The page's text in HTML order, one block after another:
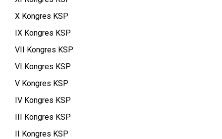
X Kongres KSP
IX Kongres KSP
VII Kongres KSP
VI Kongres KSP
V Kongres KSP
IV Kongres KSP
III Kongres KSP
II Kongres KSP